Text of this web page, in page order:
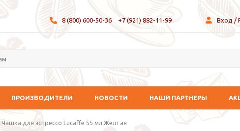
8 (800) 600-50-36 +7 (921) 882-11-99 Вход /
ПРОИЗВОДИТЕЛИ НОВОСТИ НАШИ ПАРТНЕРЫ
Чашка для эспрессо Lucaffe 55 мл Желтая